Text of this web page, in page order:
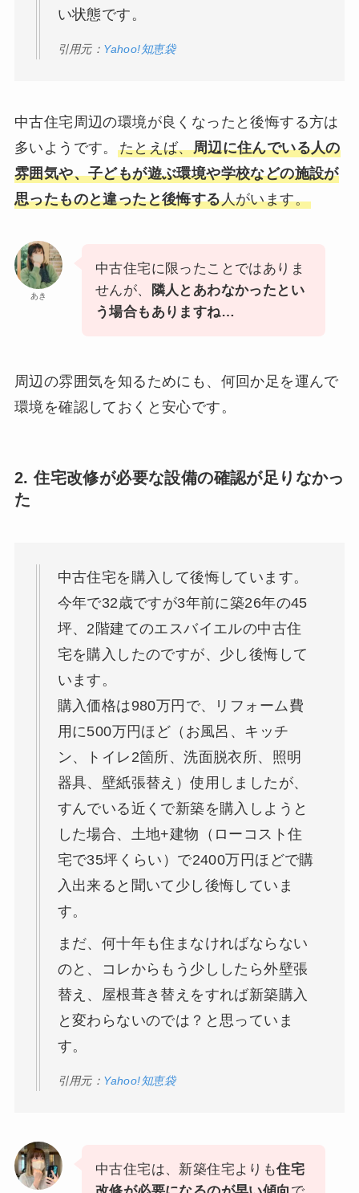
い状態です。
引用元： Yahoo!知恵袋
中古住宅周辺の環境が良くなったと後悔する方は
多いようです。 たとえば、周辺に住んでいる人の
雰囲気や、子どもが遊ぶ環境や学校などの施設が
思ったものと違ったと後悔する人がいます。
あき
中古住宅に限ったことではありま
せんが、
隣人とあわなかったとい
う場合もありますね…
周辺の雰囲気を知るためにも、何回か足を運んで
環境を確認しておくと安心です。
2. 住宅改修が必要な設備の確認が足りなかっ
た
中古住宅を購入して後悔しています。
今年で32歳ですが3年前に築26年の45
坪、2階建てのエスバイエルの中古住
宅を購入したのですが、少し後悔して
います。
購入価格は980万円で、リフォーム費
用に500万円ほど（お風呂、キッチ
ン、トイレ2箇所、洗面脱衣所、照明
器具、壁紙張替え）使用しましたが、
すんでいる近くで新築を購入しようと
した場合、土地+建物（ローコスト住
宅で35坪くらい）で2400万円ほどで購
入出来ると聞いて少し後悔していま
す。
まだ、何十年も住まなければならない
のと、コレからもう少ししたら外壁張
替え、屋根葺き替えをすれば新築購入
と変わらないのでは？と思っていま
す。
引用元： Yahoo!知恵袋
中古住宅は、新築住宅よりも住宅